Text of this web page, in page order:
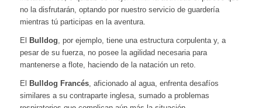
no la disfrutarán, optando por nuestro servicio de guardería
mientras tú participas en la aventura.
El Bulldog, por ejemplo, tiene una estructura corpulenta y, a
pesar de su fuerza, no posee la agilidad necesaria para
mantenerse a flote, haciendo de la natación un reto.
El Bulldog Francés, aficionado al agua, enfrenta desafíos
similares a su contraparte inglesa, sumado a problemas